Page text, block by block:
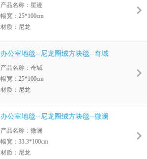
产品名称：星迹
幅宽：25*100cm
材质：尼龙
绒重：770g/m2
办公室地毯--尼龙圈绒方块毯--奇域
产品名称：奇域
幅宽：25*100cm
材质：尼龙
绒重：810g/m2
办公室地毯--尼龙圈绒方块毯--微澜
产品名称：微澜
幅宽：33.3*100cm
材质：尼龙